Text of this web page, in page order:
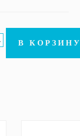
В КОРЗИНУ